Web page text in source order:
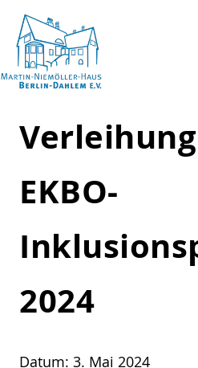
Skip
content
Niemöller-
Berlin-
e.V.
EKBO-
2024
Datum: 3. Mai 2024